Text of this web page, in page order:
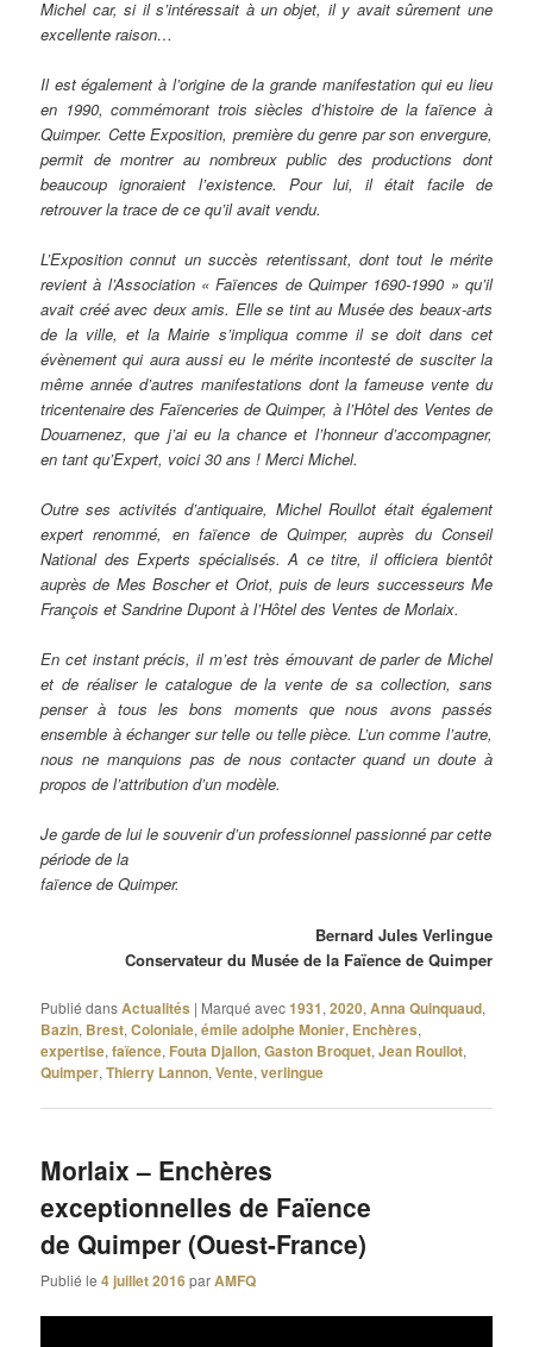
Michel car, si il s’intéressait à un objet, il y avait sûrement une
excellente raison…
Il est également à l’origine de la grande manifestation qui eu lieu
en 1990, commémorant trois siècles d’histoire de la faïence à
Quimper. Cette Exposition, première du genre par son envergure,
permit de montrer au nombreux public des productions dont
beaucoup ignoraient l’existence. Pour lui, il était facile de
retrouver la trace de ce qu’il avait vendu.
L’Exposition connut un succès retentissant, dont tout le mérite
revient à l’Association « Faïences de Quimper 1690-1990 » qu’il
avait créé avec deux amis. Elle se tint au Musée des beaux-arts
de la ville, et la Mairie s’impliqua comme il se doit dans cet
évènement qui aura aussi eu le mérite incontesté de susciter la
même année d’autres manifestations dont la fameuse vente du
tricentenaire des Faïenceries de Quimper, à l’Hôtel des Ventes de
Douarnenez, que j’ai eu la chance et l’honneur d’accompagner,
en tant qu’Expert, voici 30 ans ! Merci Michel.
Outre ses activités d’antiquaire, Michel Roullot était également
expert renommé, en faïence de Quimper, auprès du Conseil
National des Experts spécialisés. A ce titre, il officiera bientôt
auprès de Mes Boscher et Oriot, puis de leurs successeurs Me
François et Sandrine Dupont à l’Hôtel des Ventes de Morlaix.
En cet instant précis, il m’est très émouvant de parler de Michel
et de réaliser le catalogue de la vente de sa collection, sans
penser à tous les bons moments que nous avons passés
ensemble à échanger sur telle ou telle pièce. L’un comme l’autre,
nous ne manquions pas de nous contacter quand un doute à
propos de l’attribution d’un modèle.
Je garde de lui le souvenir d’un professionnel passionné par cette
période de la
faïence de Quimper.
Bernard Jules Verlingue
Conservateur du Musée de la Faïence de Quimper
Publié dansActualités | Marqué avec1931,2020,Anna Quinquaud,
Bazin, Brest,Coloniale,émile adolphe Monier, Enchères,
expertise,faïence, Fouta Djallon,Gaston Broquet,Jean Roullot,
Quimper,Thierry Lannon,Vente,verlingue
Morlaix – Enchères
exceptionnelles de Faïence
de Quimper (Ouest-France)
Publié le4 juillet 2016parAMFQ